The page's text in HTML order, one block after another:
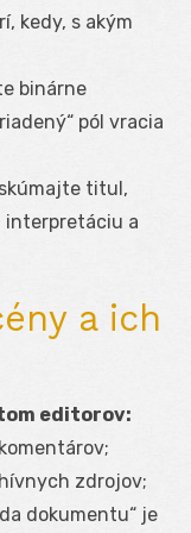
kedy, s akým
binárne
pól vracia
titul,
interpretáciu a
a ich
editorov:
zdrojov;
dokumentu“ je